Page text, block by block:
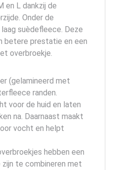
en L dankzij de
Onder de
suèdefleece. Deze
betere prestatie en een
overbroekje.
(gelamineerd met
randen.
voor de huid en laten
na. Daarnaast maakt
vocht en helpt
hebben een
te combineren met